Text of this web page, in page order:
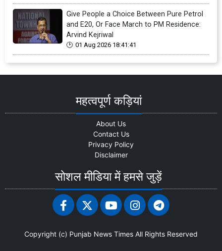
Give People a Choice Between Pure Petrol
and E20, Or Face March to PM Residence:
Arvind Kejriwal
01 Aug 2026 18:41:41
महत्वपूर्ण कड़ियां
About Us
Contact Us
Privacy Policy
Disclaimer
सोशल मीडिया में हमसे जुड़ें
Copyright (c) Punjab News Times All Rights Reserved